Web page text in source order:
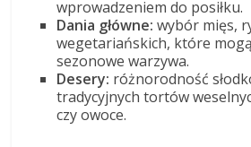
wprowadzeniem do posiłku.
Dania główne: wybór mięs,
wegetariańskich, które
sezonowe warzywa.
Desery: różnorodność
tradycyjnych tortów
czy owoce.